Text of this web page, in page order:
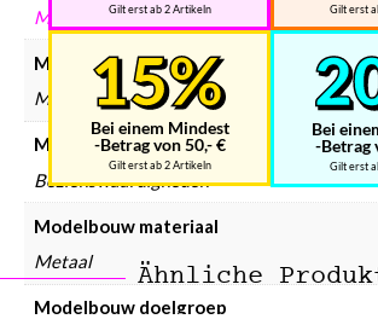
METAL EARTH
Modelbouw merken
Metal Earth
Modelbouw collectie
Bezienswaardigheden
Modelbouw materiaal
Metaal
Modelbouw doelgroep
Gilt erst ab 2 Artikeln Gilt erst
Bei einem Mindest
-Betrag von 50,- €
Gilt erst ab 2 Artikeln
Bei
-Betrag
Gilt erst
Ähnliche